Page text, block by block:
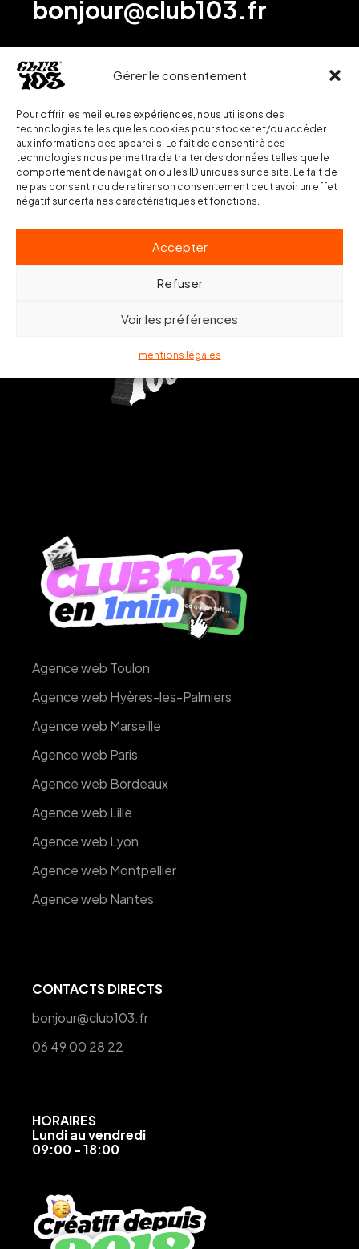
Gérer le consentement
Pour offrir les meilleures expériences, nous utilisons des
technologies telles que les cookies pour stocker et/ou accéder
aux informations des appareils. Le fait de consentir à ces
technologies nous permettra de traiter des données telles que le
comportement de navigation ou les ID uniques sur ce site. Le fait de
ne pas consentir ou de retirer son consentement peut avoir un effet
négatif sur certaines caractéristiques et fonctions.
Accepter
Refuser
Voir les préférences
mentions légales
bonjour@club103.fr
Agence web Toulon
Agence web Hyères-les-Palmiers
Agence web Marseille
Agence web Paris
Agence web Bordeaux
Agence web Lille
Agence web Lyon
Agence web Montpellier
Agence web Nantes
CONTACTS DIRECTS
bonjour@club103.fr
06 49 00 28 22
HORAIRES
Lundi au vendredi
09:00 - 18:00